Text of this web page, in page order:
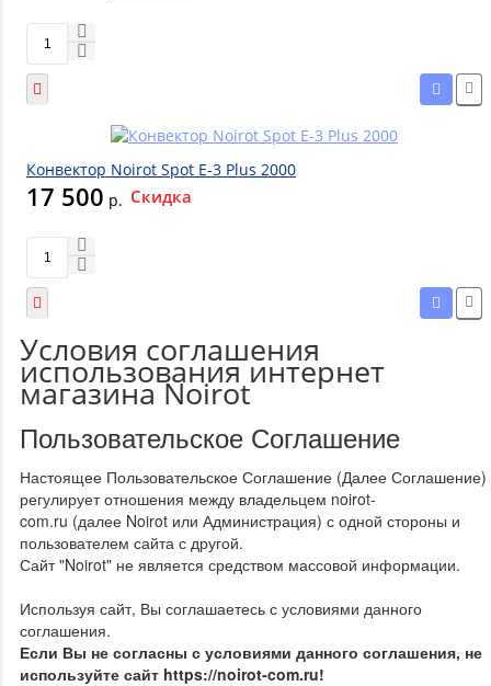
Конвектор Noirot Spot E-3 Plus 2000
17 500 р. Скидка
Условия соглашения
использования интернет
магазина Noirot
Пользовательское Соглашение
Настоящее Пользовательское Соглашение (Далее Соглашение)
регулирует отношения между владельцем noirot-
com.ru (далее Noirot или Администрация) с одной стороны и
пользователем сайта с другой.
Сайт "Noirot" не является средством массовой информации.
Используя сайт, Вы соглашаетесь с условиями данного
соглашения.
Если Вы не согласны с условиями данного соглашения, не
используйте сайт https://noirot-com.ru!